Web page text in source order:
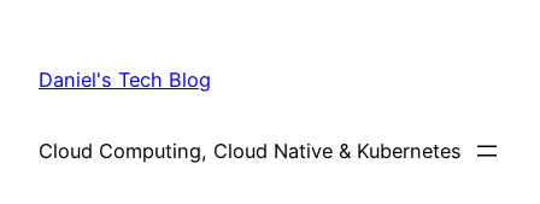
content
Daniel's Tech Blog
Cloud Computing, Cloud Native & Kubernetes